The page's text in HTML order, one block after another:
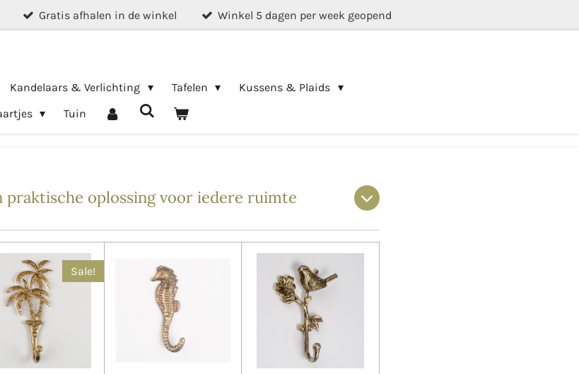
Gratis afhalen in de winkel Winkel 5 dagen per week geopend
Kandelaars & Verlichting Tafelen
Kussens & Plaids
Tuin
praktische oplossing voor iedere ruimte
Sale!